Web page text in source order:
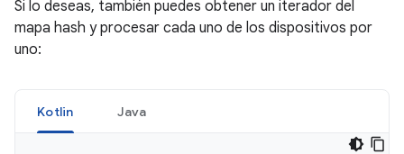
Si lo deseas, también puedes obtener un iterador del
mapa hash y procesar cada uno de los dispositivos por
uno:
Kotlin Java